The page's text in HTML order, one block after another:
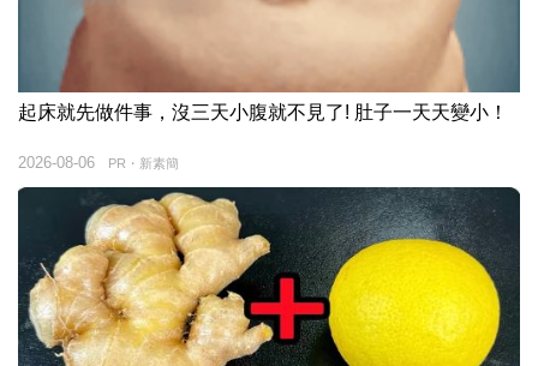
起床就先做件事，沒三天小腹就不見了! 肚子一天天變小！
PR・新素簡
2026-08-06